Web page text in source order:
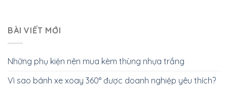
BÀI VIẾT MỚI
Những phụ kiện nên mua kèm thùng nhựa trắng
Vì sao bánh xe xoay 360° được doanh nghiệp yêu thích?